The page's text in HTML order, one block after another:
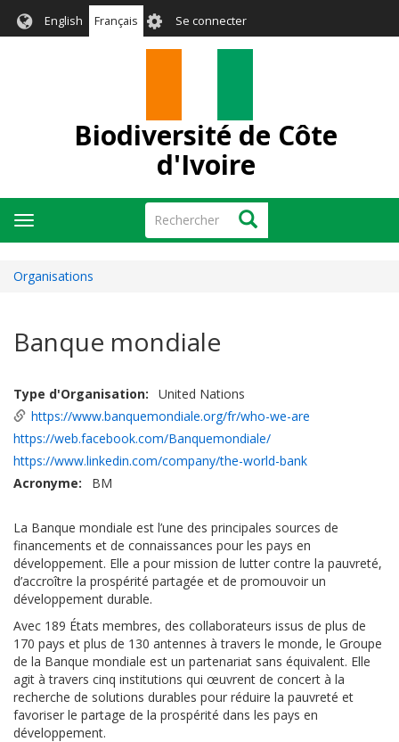
English Français User
account
Se connecter
Biodiversité de Côte
d'Ivoire
Rechercher Rechercher
Toggle
navigation
Organisations
Banque mondiale
Type d'Organisation
United Nations
https://www.banquemondiale.org/fr/who-we-are
https://web.facebook.com/Banquemondiale/
https://www.linkedin.com/company/the-world-bank
Acronyme
BM
La Banque mondiale est l’une des principales sources de
financements et de connaissances pour les pays en
développement. Elle a pour mission de lutter contre la pauvreté,
d’accroître la prospérité partagée et de promouvoir un
développement durable.
Avec 189 États membres, des collaborateurs issus de plus de
170 pays et plus de 130 antennes à travers le monde, le Groupe
de la Banque mondiale est un partenariat sans équivalent. Elle
agit à travers cinq institutions qui œuvrent de concert à la
recherche de solutions durables pour réduire la pauvreté et
favoriser le partage de la prospérité dans les pays en
développement.